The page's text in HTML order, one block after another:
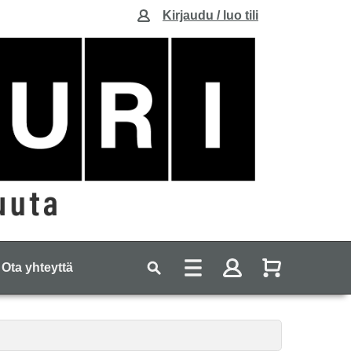
Kirjaudu / luo tili
Ota yhteyttä